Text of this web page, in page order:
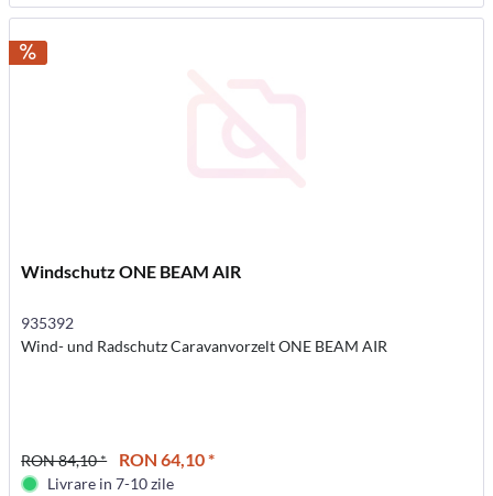
Windschutz ONE BEAM AIR
935392
Wind- und Radschutz Caravanvorzelt ONE BEAM AIR
RON 84,10 * RON 64,10 *
Livrare in 7-10 zile